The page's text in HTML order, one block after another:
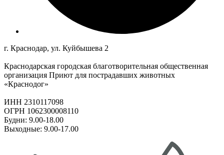
г. Краснодар, ул. Куйбышева 2
Краснодарская городская благотворительная общественная
организация Приют для пострадавших животных
«Краснодог»
ИНН 2310117098
ОГРН 1062300008110
Будни: 9.00-18.00
Выходные: 9.00-17.00